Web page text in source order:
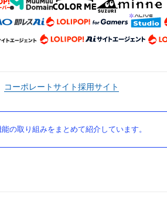
コーポレートサイト採用サイト
の取り組みをまとめて紹介しています。